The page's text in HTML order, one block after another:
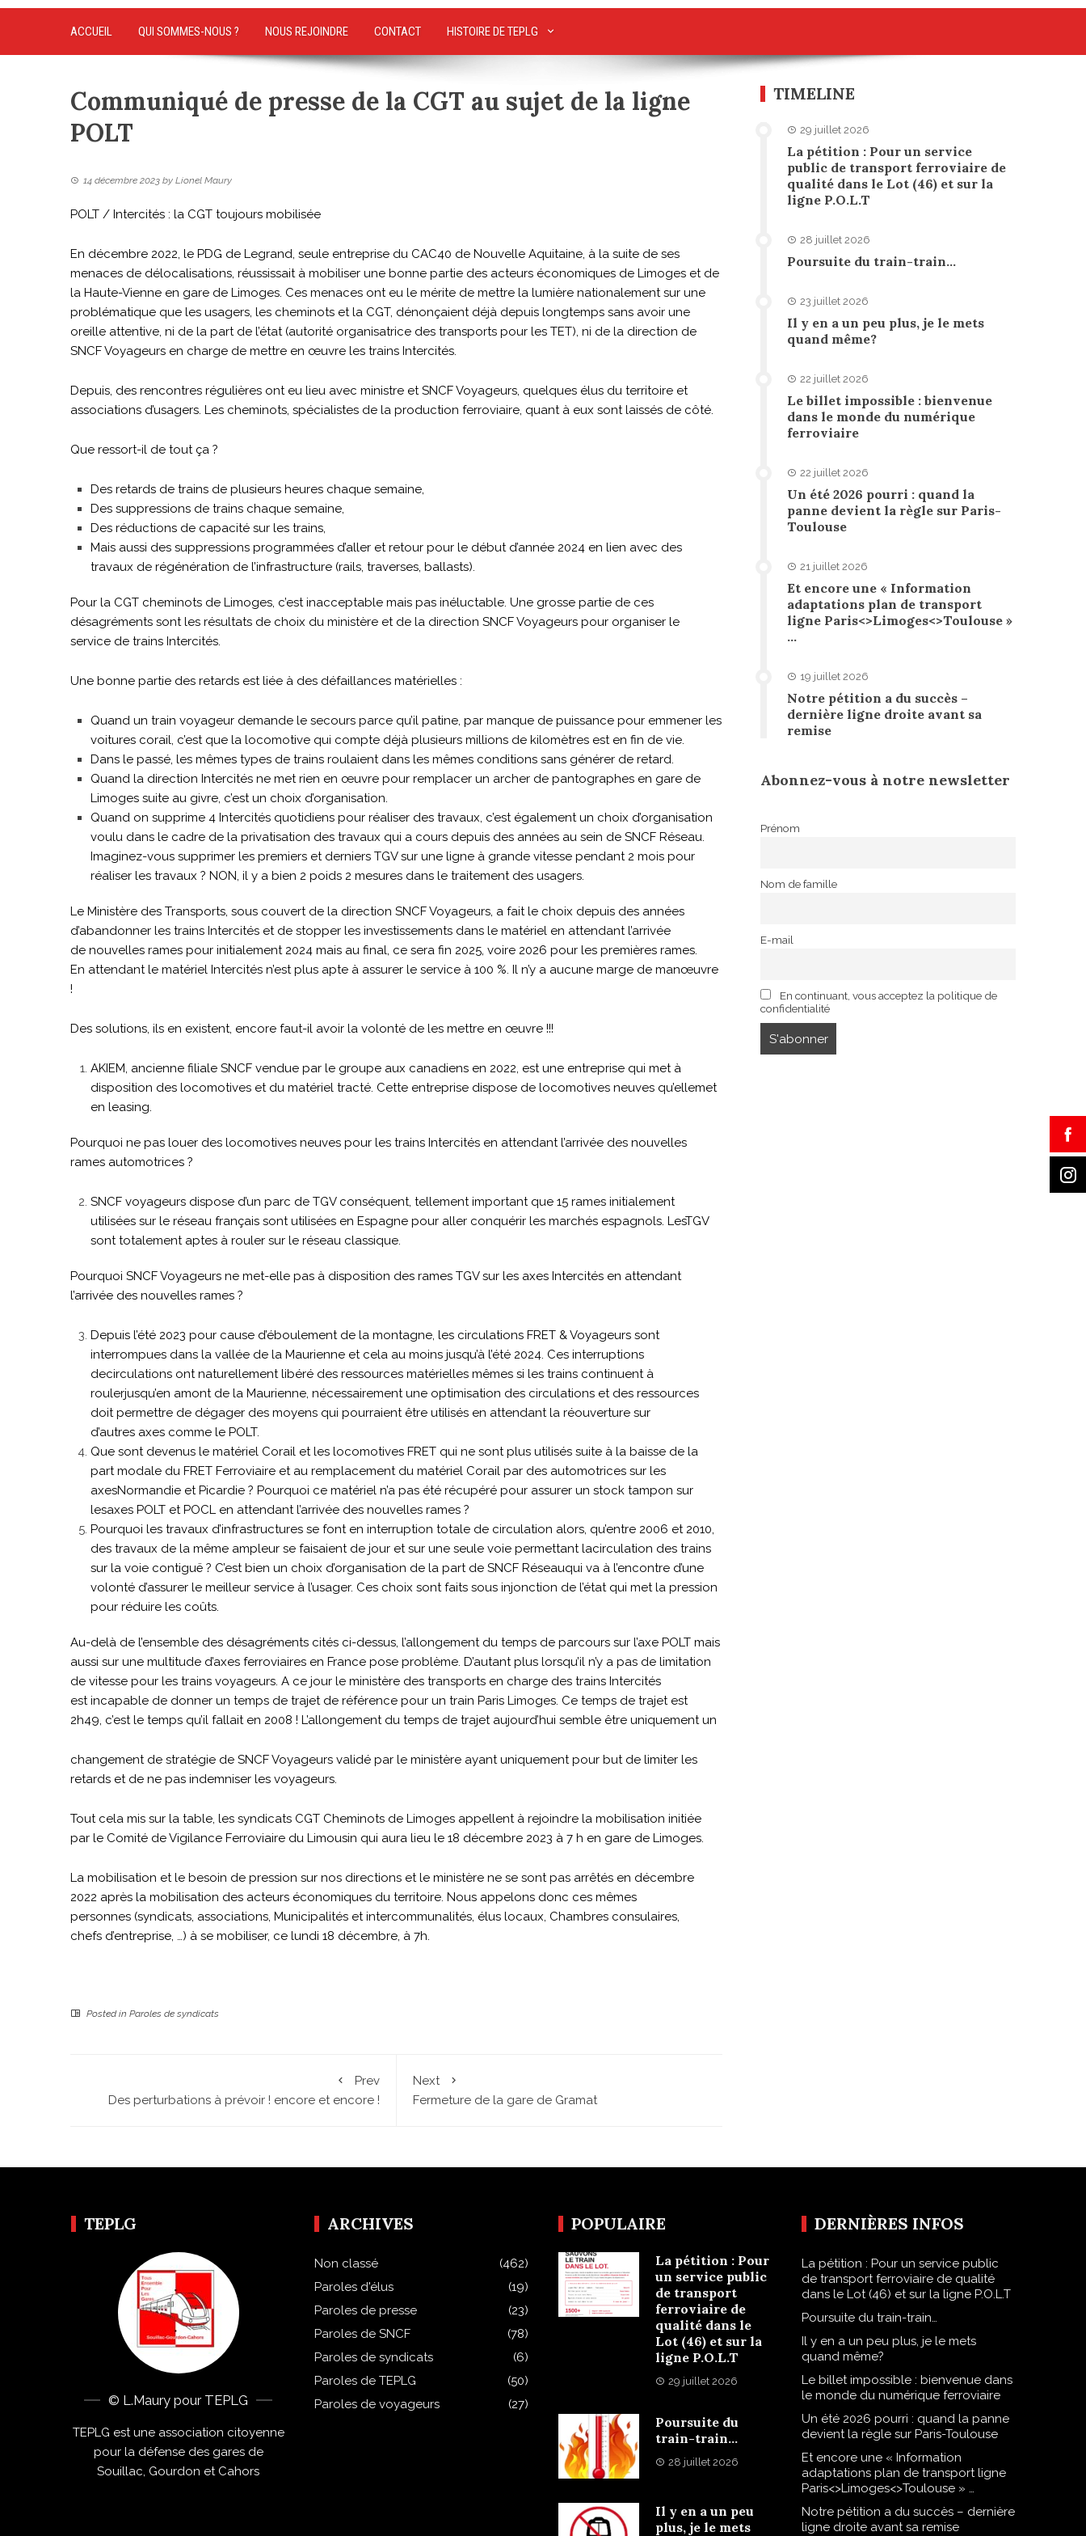
ACCUEIL QUI SOMMES-NOUS ? NOUS REJOINDRE CONTACT HISTOIRE DE TEPLG
Communiqué de presse de la CGT au sujet de la ligne
POLT
14 décembre 2023 by Lionel Maury
POLT / Intercités : la CGT toujours mobilisée
En décembre 2022, le PDG de Legrand, seule entreprise du CAC40 de Nouvelle Aquitaine, à la suite de ses
menaces de délocalisations, réussissait à mobiliser une bonne partie des acteurs économiques de Limoges et de
la Haute-Vienne en gare de Limoges. Ces menaces ont eu le mérite de mettre la lumière nationalement sur une
problématique que les usagers, les cheminots et la CGT, dénonçaient déjà depuis longtemps sans avoir une
oreille attentive, ni de la part de l’état (autorité organisatrice des transports pour les TET), ni de la direction de
SNCF Voyageurs en charge de mettre en œuvre les trains Intercités.
Depuis, des rencontres régulières ont eu lieu avec ministre et SNCF Voyageurs, quelques élus du territoire et
associations d’usagers. Les cheminots, spécialistes de la production ferroviaire, quant à eux sont laissés de côté.
Que ressort-il de tout ça ?
Des retards de trains de plusieurs heures chaque semaine,
Des suppressions de trains chaque semaine,
Des réductions de capacité sur les trains,
Mais aussi des suppressions programmées d’aller et retour pour le début d’année 2024 en lien avec des
travaux de régénération de l’infrastructure (rails, traverses, ballasts).
Pour la CGT cheminots de Limoges, c’est inacceptable mais pas inéluctable. Une grosse partie de ces
désagréments sont les résultats de choix du ministère et de la direction SNCF Voyageurs pour organiser le
service de trains Intercités.
Une bonne partie des retards est liée à des défaillances matérielles :
Quand un train voyageur demande le secours parce qu’il patine, par manque de puissance pour emmener les
voitures corail, c’est que la locomotive qui compte déjà plusieurs millions de kilomètres est en fin de vie.
Dans le passé, les mêmes types de trains roulaient dans les mêmes conditions sans générer de retard.
Quand la direction Intercités ne met rien en œuvre pour remplacer un archer de pantographes en gare de
Limoges suite au givre, c’est un choix d’organisation.
Quand on supprime 4 Intercités quotidiens pour réaliser des travaux, c’est également un choix d’organisation
voulu dans le cadre de la privatisation des travaux qui a cours depuis des années au sein de SNCF Réseau.
Imaginez-vous supprimer les premiers et derniers TGV sur une ligne à grande vitesse pendant 2 mois pour
réaliser les travaux ? NON, il y a bien 2 poids 2 mesures dans le traitement des usagers.
Le Ministère des Transports, sous couvert de la direction SNCF Voyageurs, a fait le choix depuis des années
d’abandonner les trains Intercités et de stopper les investissements dans le matériel en attendant l’arrivée
de nouvelles rames pour initialement 2024 mais au final, ce sera fin 2025, voire 2026 pour les premières rames.
En attendant le matériel Intercités n’est plus apte à assurer le service à 100 %. Il n’y a aucune marge de manœuvre
!
Des solutions, ils en existent, encore faut-il avoir la volonté de les mettre en œuvre !!!
AKIEM, ancienne filiale SNCF vendue par le groupe aux canadiens en 2022, est une entreprise qui met à
disposition des locomotives et du matériel tracté. Cette entreprise dispose de locomotives neuves qu’ellemet
en leasing.
Pourquoi ne pas louer des locomotives neuves pour les trains Intercités en attendant l’arrivée des nouvelles
rames automotrices ?
SNCF voyageurs dispose d’un parc de TGV conséquent, tellement important que 15 rames initialement
utilisées sur le réseau français sont utilisées en Espagne pour aller conquérir les marchés espagnols. LesTGV
sont totalement aptes à rouler sur le réseau classique.
Pourquoi SNCF Voyageurs ne met-elle pas à disposition des rames TGV sur les axes Intercités en attendant
l’arrivée des nouvelles rames ?
Depuis l’été 2023 pour cause d’éboulement de la montagne, les circulations FRET & Voyageurs sont
interrompues dans la vallée de la Maurienne et cela au moins jusqu’à l’été 2024. Ces interruptions
decirculations ont naturellement libéré des ressources matérielles mêmes si les trains continuent à
roulerjusqu’en amont de la Maurienne, nécessairement une optimisation des circulations et des ressources
doit permettre de dégager des moyens qui pourraient être utilisés en attendant la réouverture sur
d’autres axes comme le POLT.
Que sont devenus le matériel Corail et les locomotives FRET qui ne sont plus utilisés suite à la baisse de la
part modale du FRET Ferroviaire et au remplacement du matériel Corail par des automotrices sur les
axesNormandie et Picardie ? Pourquoi ce matériel n’a pas été récupéré pour assurer un stock tampon sur
lesaxes POLT et POCL en attendant l’arrivée des nouvelles rames ?
Pourquoi les travaux d’infrastructures se font en interruption totale de circulation alors, qu’entre 2006 et 2010,
des travaux de la même ampleur se faisaient de jour et sur une seule voie permettant lacirculation des trains
sur la voie contiguë ? C’est bien un choix d’organisation de la part de SNCF Réseauqui va à l’encontre d’une
volonté d’assurer le meilleur service à l’usager. Ces choix sont faits sous injonction de l’état qui met la pression
pour réduire les coûts.
Au-delà de l’ensemble des désagréments cités ci-dessus, l’allongement du temps de parcours sur l’axe POLT mais
aussi sur une multitude d’axes ferroviaires en France pose problème. D’autant plus lorsqu’il n’y a pas de limitation
de vitesse pour les trains voyageurs. A ce jour le ministère des transports en charge des trains Intercités
est incapable de donner un temps de trajet de référence pour un train Paris Limoges. Ce temps de trajet est
2h49, c’est le temps qu’il fallait en 2008 ! L’allongement du temps de trajet aujourd’hui semble être uniquement un
changement de stratégie de SNCF Voyageurs validé par le ministère ayant uniquement pour but de limiter les
retards et de ne pas indemniser les voyageurs.
Tout cela mis sur la table, les syndicats CGT Cheminots de Limoges appellent à rejoindre la mobilisation initiée
par le Comité de Vigilance Ferroviaire du Limousin qui aura lieu le 18 décembre 2023 à 7 h en gare de Limoges.
La mobilisation et le besoin de pression sur nos directions et le ministère ne se sont pas arrêtés en décembre
2022 après la mobilisation des acteurs économiques du territoire. Nous appelons donc ces mêmes
personnes (syndicats, associations, Municipalités et intercommunalités, élus locaux, Chambres consulaires,
chefs d’entreprise, …) à se mobiliser, ce lundi 18 décembre, à 7h.
Posted in Paroles de syndicats
Prev
Des perturbations à prévoir ! encore et encore !
Next
Fermeture de la gare de Gramat
TIMELINE
29 juillet 2026
La pétition : Pour un service
public de transport ferroviaire de
qualité dans le Lot (46) et sur la
ligne P.O.L.T
28 juillet 2026
Poursuite du train-train…
23 juillet 2026
Il y en a un peu plus, je le mets
quand même?
22 juillet 2026
Le billet impossible : bienvenue
dans le monde du numérique
ferroviaire
22 juillet 2026
Un été 2026 pourri : quand la
panne devient la règle sur Paris-
Toulouse
21 juillet 2026
Et encore une « Information
adaptations plan de transport
ligne Paris<>Limoges<>Toulouse »
…
19 juillet 2026
Notre pétition a du succès –
dernière ligne droite avant sa
remise
Abonnez-vous à notre newsletter
Prénom
Nom de famille
E-mail
En continuant, vous acceptez la politique de
confidentialité
TEPLG
© L.Maury pour TEPLG
TEPLG est une association citoyenne
pour la défense des gares de
Souillac, Gourdon et Cahors
ARCHIVES
Non classé
(462)
Paroles d'élus
(19)
Paroles de presse
(23)
Paroles de SNCF
(78)
Paroles de syndicats
(6)
Paroles de TEPLG
(50)
Paroles de voyageurs
(27)
POPULAIRE
La pétition : Pour
un service public
de transport
ferroviaire de
qualité dans le
Lot (46) et sur la
ligne P.O.L.T
29 juillet 2026
Poursuite du
train-train…
28 juillet 2026
Il y en a un peu
plus, je le mets
DERNIÈRES INFOS
La pétition : Pour un service public
de transport ferroviaire de qualité
dans le Lot (46) et sur la ligne P.O.L.T
Poursuite du train-train…
Il y en a un peu plus, je le mets
quand même?
Le billet impossible : bienvenue dans
le monde du numérique ferroviaire
Un été 2026 pourri : quand la panne
devient la règle sur Paris-Toulouse
Et encore une « Information
adaptations plan de transport ligne
Paris<>Limoges<>Toulouse » …
Notre pétition a du succès – dernière
ligne droite avant sa remise